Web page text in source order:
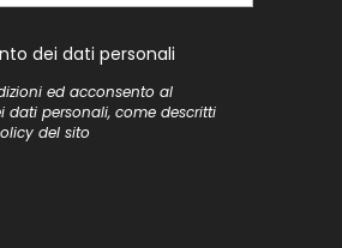
dei dati personali
dei dati personali
ed acconsento al
dati personali, come descritti
del sito